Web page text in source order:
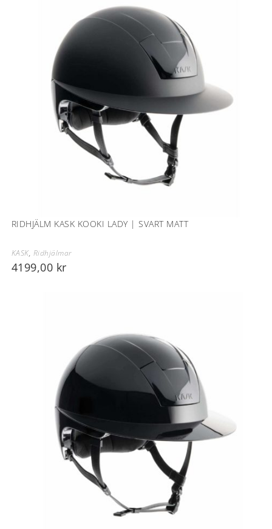
RIDHJÄLM KASK KOOKI LADY | SVART MATT
KASK, Ridhjälmar
4199,00 kr